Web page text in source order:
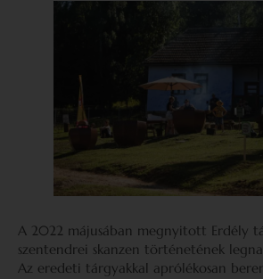
A 2022 májusában megnyitott Erdély
szentendrei skanzen történetének
Az eredeti tárgyakkal aprólékosan